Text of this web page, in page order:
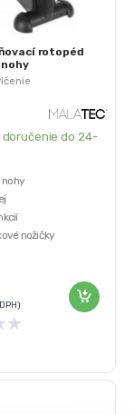
rotopéd
doručenie do 24-
nohy
nožičky
★